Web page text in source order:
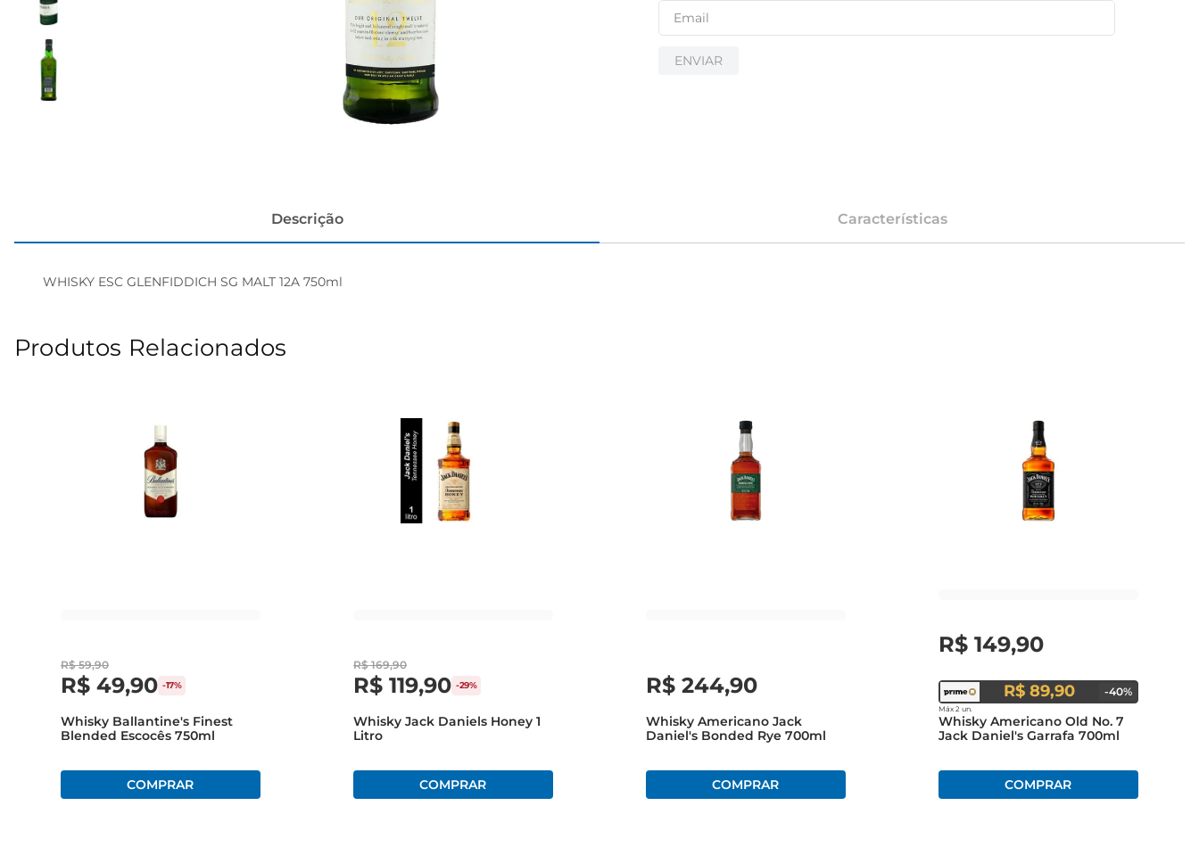
ENVIAR
Descrição Características
WHISKY ESC GLENFIDDICH SG MALT 12A 750ml
Produtos Relacionados
R$ 59,90
R$ 49,90 -17%
Whisky Ballantine's Finest
Blended Escocês 750ml
R$ 169,90
R$ 119,90 -29%
Whisky Jack Daniels Honey 1
Litro
R$ 244,90
Whisky Americano Jack
Daniel's Bonded Rye 700ml
R$ 149,90
R$ 89,90 -40%
Máx 2 un.
Whisky Americano Old No. 7
Jack Daniel's Garrafa 700ml